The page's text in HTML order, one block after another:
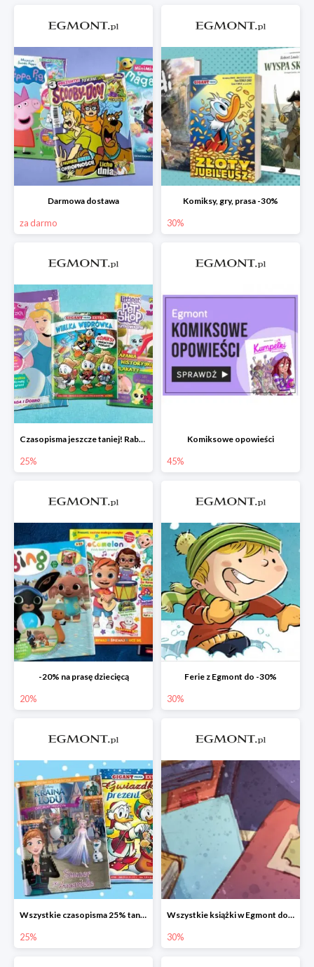
Darmowa dostawa
za darmo
Komiksy, gry, prasa -30%
30%
Czasopisma jeszcze taniej! Rabat do -25%
25%
Komiksowe opowieści
45%
-20% na prasę dziecięcą
20%
Ferie z Egmont do -30%
30%
Wszystkie czasopisma 25% taniej
25%
Wszystkie książki w Egmont do -30%
30%